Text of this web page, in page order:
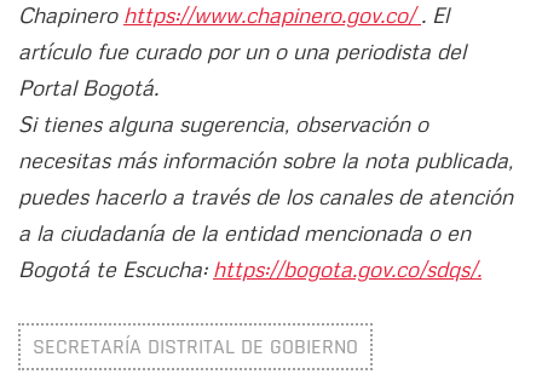
Chapinero https://www.chapinero.gov.co/. El
artículo fue curado por un o una periodista del
Portal Bogotá.
Si tienes alguna sugerencia, observación o
necesitas más información sobre la nota publicada,
puedes hacerlo a través de los canales de atención
a la ciudadanía de la entidad mencionada o en
Bogotá te Escucha: https://bogota.gov.co/sdqs/.
SECRETARÍA DISTRITAL DE GOBIERNO